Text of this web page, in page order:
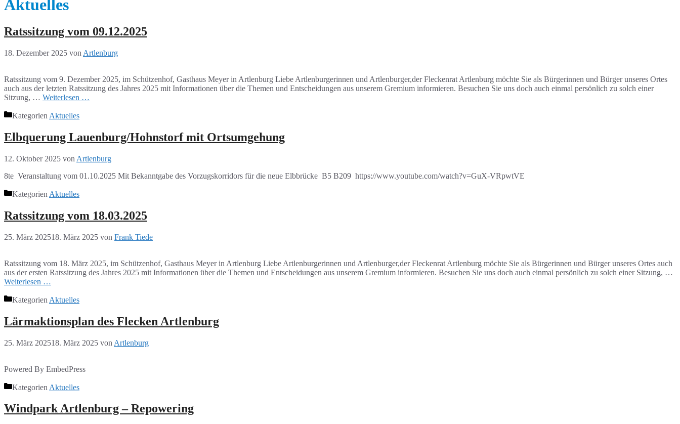
Aktuelles
Ratssitzung vom 09.12.2025
18. Dezember 2025 von Artlenburg
Ratssitzung vom 9. Dezember 2025, im Schützenhof, Gasthaus Meyer in Artlenburg Liebe Artlenburgerinnen und Artlenburger,der Fleckenrat Artlenburg möchte Sie als Bürgerinnen und Bürger unseres Ortes
auch aus der letzten Ratssitzung des Jahres 2025 mit Informationen über die Themen und Entscheidungen aus unserem Gremium informieren. Besuchen Sie uns doch auch einmal persönlich zu solch einer
Sitzung, … Weiterlesen …
Kategorien Aktuelles
Elbquerung Lauenburg/Hohnstorf mit Ortsumgehung
12. Oktober 2025 von Artlenburg
8te Veranstaltung vom 01.10.2025 Mit Bekanntgabe des Vorzugskorridors für die neue Elbbrücke B5 B209 https://www.youtube.com/watch?v=GuX-VRpwtVE
Kategorien Aktuelles
Ratssitzung vom 18.03.2025
25. März 202518. März 2025 von Frank Tiede
Ratssitzung vom 18. März 2025, im Schützenhof, Gasthaus Meyer in Artlenburg Liebe Artlenburgerinnen und Artlenburger,der Fleckenrat Artlenburg möchte Sie als Bürgerinnen und Bürger unseres Ortes auch
aus der ersten Ratssitzung des Jahres 2025 mit Informationen über die Themen und Entscheidungen aus unserem Gremium informieren. Besuchen Sie uns doch auch einmal persönlich zu solch einer Sitzung, …
Weiterlesen …
Kategorien Aktuelles
Lärmaktionsplan des Flecken Artlenburg
25. März 202518. März 2025 von Artlenburg
Powered By EmbedPress
Kategorien Aktuelles
Windpark Artlenburg – Repowering